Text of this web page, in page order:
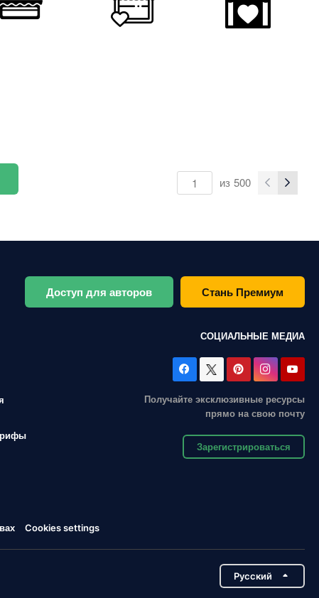
из 500
Доступ для авторов Стань Премиум
СОЦИАЛЬНЫЕ МЕДИА
Получайте эксклюзивные ресурсы
прямо на свою почту
Зарегистрироваться
Cookies settings
Pусский